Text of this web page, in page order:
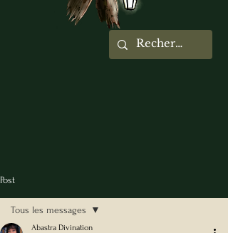
Post
Tous les messages
Abastra Divination